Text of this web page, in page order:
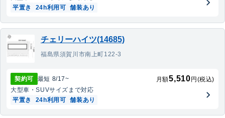
平置き
24h利用可 舗装あり
チェリーハイツ(14685)
福島県須賀川市南上町122-3
契約可 最短 8/17~ 月額5,510 円(税込)
大型車・SUVサイズまで対応
平置き
24h利用可 舗装あり